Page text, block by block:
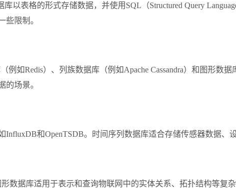
库以表格的形式存储数据，并使用SQL（Structured Query
些限制。
例如Redis）、列族数据库（例如Apache Cassandra）和图形数
的场景。
和OpenTSDB。时间序列数据库适合存储传感器数据、
数据库适用于表示和查询物联网中的实体关系、拓扑结构等复杂